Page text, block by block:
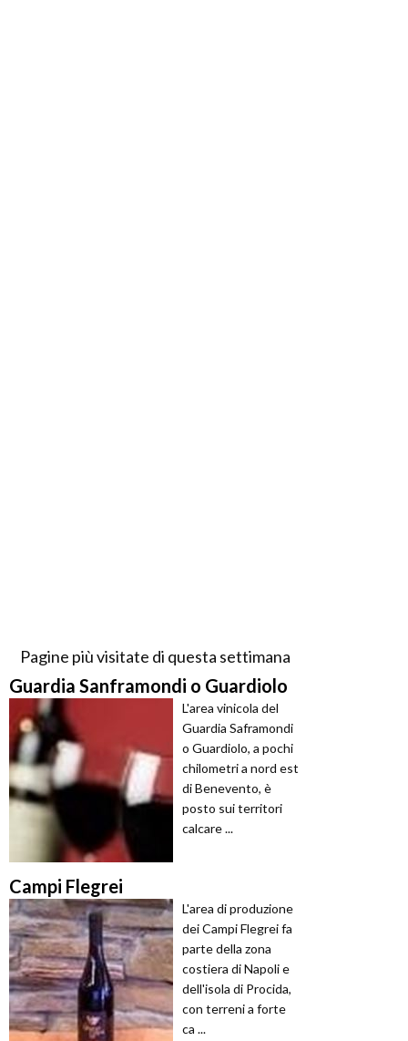
Pagine più visitate di questa settimana
Guardia Sanframondi o Guardiolo
L'area vinicola del
Guardia Saframondi
o Guardiolo, a pochi
chilometri a nord est
di Benevento, è
posto sui territori
calcare ...
Campi Flegrei
L'area di produzione
dei Campi Flegrei fa
parte della zona
costiera di Napoli e
dell'isola di Procida,
con terreni a forte
ca ...